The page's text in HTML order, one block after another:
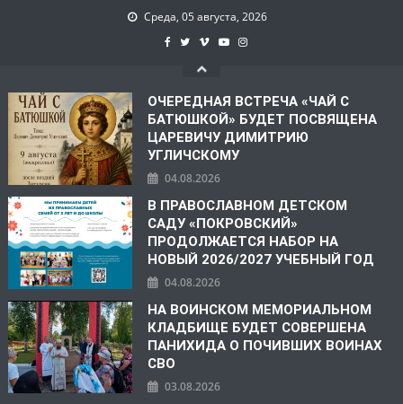
Среда, 05 августа, 2026
ОЧЕРЕДНАЯ ВСТРЕЧА «ЧАЙ С
БАТЮШКОЙ» БУДЕТ ПОСВЯЩЕНА
ЦАРЕВИЧУ ДИМИТРИЮ
УГЛИЧСКОМУ
04.08.2026
В ПРАВОСЛАВНОМ ДЕТСКОМ
САДУ «ПОКРОВСКИЙ»
ПРОДОЛЖАЕТСЯ НАБОР НА
НОВЫЙ 2026/2027 УЧЕБНЫЙ ГОД
04.08.2026
НА ВОИНСКОМ МЕМОРИАЛЬНОМ
КЛАДБИЩЕ БУДЕТ СОВЕРШЕНА
ПАНИХИДА О ПОЧИВШИХ ВОИНАХ
СВО
03.08.2026